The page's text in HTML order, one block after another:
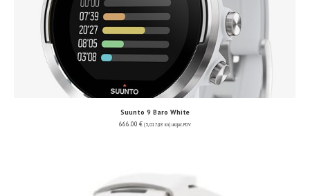
Suunto 9 Baro White
666.00 € (5,017.98 kn) uključ. PDV